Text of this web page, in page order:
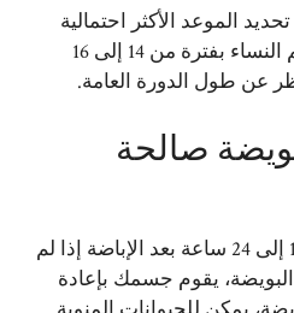
الموعد الأكثر احتمالية
لحدوث الإباضة، تمر معظم النساء بفترة من 14 إلى 16
عن طول الدورة العامة.
صالحة
تعيش البويضة فقط من 12 إلى 24 ساعة بعد الإباضة إذا لم
يقوم جسمك بإعادة